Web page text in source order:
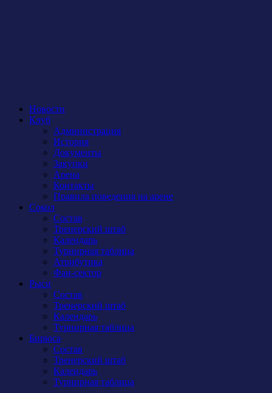
Новости
Клуб
Администрация
История
Документы
Закупки
Арена
Контакты
Правила поведения на арене
Сокол
Состав
Тренерский штаб
Календарь
Турнирная таблица
Атрибутика
Фан-сектор
Рыси
Состав
Тренерский штаб
Календарь
Турнирная таблица
Бирюса
Состав
Тренерский штаб
Календарь
Турнирная таблица